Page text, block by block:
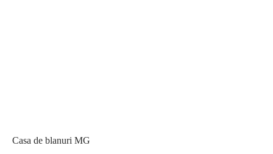
Casa de blanuri MG